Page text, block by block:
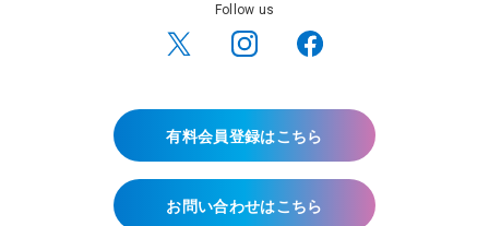
Follow us
有料会員登録はこちら
お問い合わせはこちら